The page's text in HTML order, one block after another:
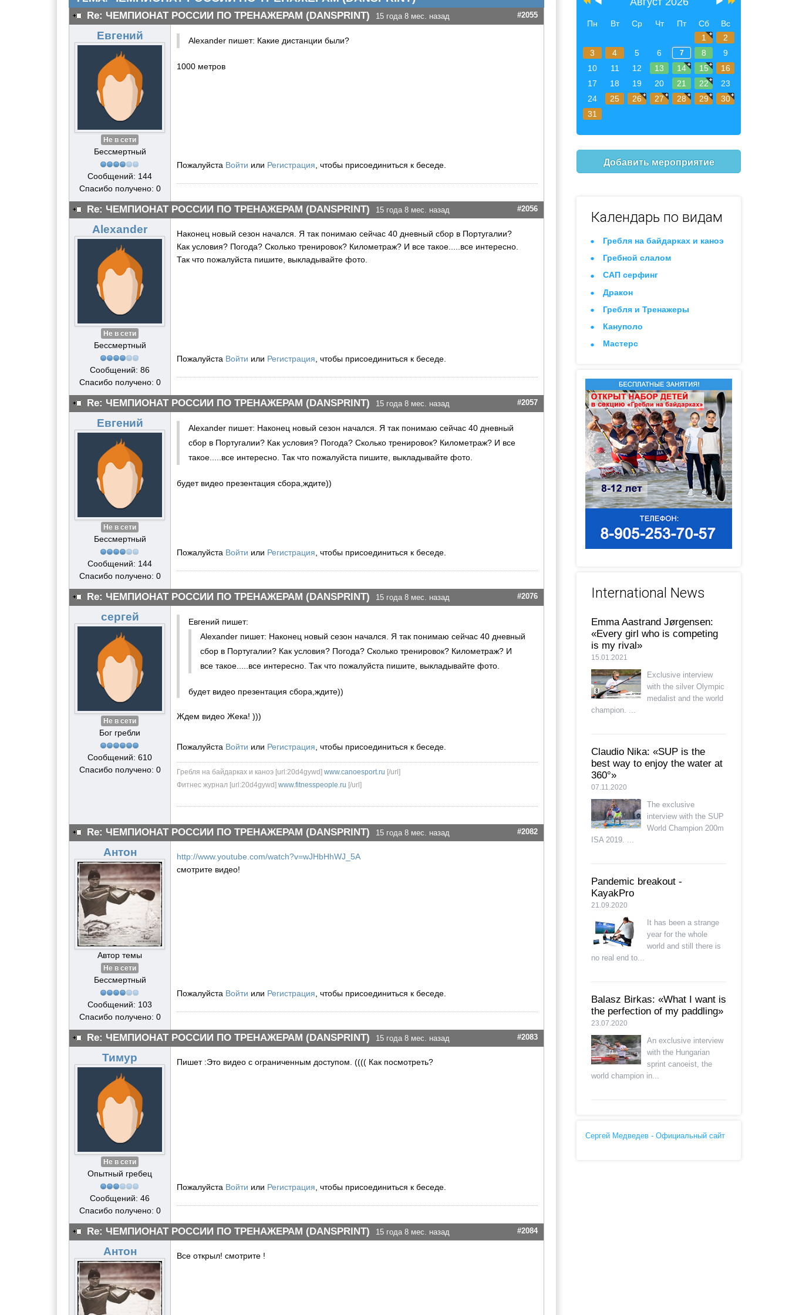
Re: ЧЕМПИОНАТ РОССИИ ПО ТРЕНАЖЕРАМ (DANSPRINT) 15 года 8 мес. назад #2055
Евгений
Не в сети
Бессмертный
Сообщений: 144
Спасибо получено: 0
Alexander пишет: Какие дистанции были?
1000 метров
Пожалуйста Войти или Регистрация , чтобы присоединиться к беседе.
Re: ЧЕМПИОНАТ РОССИИ ПО ТРЕНАЖЕРАМ (DANSPRINT) 15 года 8 мес. назад #2056
Alexander
Не в сети
Бессмертный
Сообщений: 86
Спасибо получено: 0
Наконец новый сезон начался. Я так понимаю сейчас 40 дневный сбор в Португалии?
Как условия? Погода? Сколько тренировок? Километраж? И все такое.....все интересно.
Так что пожалуйста пишите, выкладывайте фото.
Пожалуйста Войти или Регистрация , чтобы присоединиться к беседе.
Re: ЧЕМПИОНАТ РОССИИ ПО ТРЕНАЖЕРАМ (DANSPRINT) 15 года 8 мес. назад #2057
Евгений
Не в сети
Бессмертный
Сообщений: 144
Спасибо получено: 0
Alexander пишет: Наконец новый сезон начался. Я так понимаю сейчас 40 дневный
сбор в Португалии? Как условия? Погода? Сколько тренировок? Километраж? И все
такое.....все интересно. Так что пожалуйста пишите, выкладывайте фото.
будет видео презентация сбора,ждите))
Пожалуйста Войти или Регистрация , чтобы присоединиться к беседе.
Re: ЧЕМПИОНАТ РОССИИ ПО ТРЕНАЖЕРАМ (DANSPRINT) 15 года 8 мес. назад #2076
сергей
Не в сети
Бог гребли
Сообщений: 610
Спасибо получено: 0
Евгений пишет:
Alexander пишет: Наконец новый сезон начался. Я так понимаю сейчас 40 дневный
сбор в Португалии? Как условия? Погода? Сколько тренировок? Километраж? И
все такое.....все интересно. Так что пожалуйста пишите, выкладывайте фото.
будет видео презентация сбора,ждите))
Ждем видео Жека! )))
Пожалуйста Войти или Регистрация , чтобы присоединиться к беседе.
Гребля на байдарках и каноэ [url:20d4gywd] www.canoesport.ru [/url]
Фитнес журнал [url:20d4gywd] www.fitnesspeople.ru [/url]
Re: ЧЕМПИОНАТ РОССИИ ПО ТРЕНАЖЕРАМ (DANSPRINT) 15 года 8 мес. назад #2082
Антон
Автор темы
Не в сети
Бессмертный
Сообщений: 103
Спасибо получено: 0
http://www.youtube.com/watch?v=wJHbHhWJ_5A
смотрите видео!
Пожалуйста Войти или Регистрация , чтобы присоединиться к беседе.
Re: ЧЕМПИОНАТ РОССИИ ПО ТРЕНАЖЕРАМ (DANSPRINT) 15 года 8 мес. назад #2083
Тимур
Не в сети
Опытный гребец
Сообщений: 46
Спасибо получено: 0
Пишет :Это видео c ограниченным доступом. (((( Как посмотреть?
Пожалуйста Войти или Регистрация , чтобы присоединиться к беседе.
Re: ЧЕМПИОНАТ РОССИИ ПО ТРЕНАЖЕРАМ (DANSPRINT) 15 года 8 мес. назад #2084
Антон Все открыл! смотрите !
Пн Вт Ср Чт Пт Сб
Вс
1
2
3
4 5 6 7 8
9
10
11 12 13 14 15
16
17
18 19 20 21 22
23
24
25 26 27 28 29
30
31
Добавить мероприятие
Календарь по видам
Гребля на байдарках и каноэ
Гребной слалом
САП серфинг
Дракон
Гребля и Тренажеры
Кануполо
Мастерс
International News
Emma Aastrand Jørgensen:
«Every girl who is competing
is my rival»
15.01.2021
Exclusive interview
with the silver Olympic
medalist and the world
champion. ...
Claudio Nika: «SUP is the
best way to enjoy the water at
360°»
07.11.2020
The exclusive
interview with the SUP
World Champion 200m
ISA 2019. ...
Pandemic breakout -
KayakPro
21.09.2020
It has been a strange
year for the whole
world and still there is
no real end to...
Balasz Birkas: «What I want is
the perfection of my paddling»
23.07.2020
An exclusive interview
with the Hungarian
sprint canoeist, the
world champion in...
Сергей Медведев - Официальный сайт